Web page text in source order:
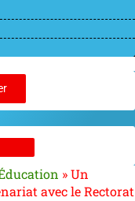
»Un
avec le Rectorat